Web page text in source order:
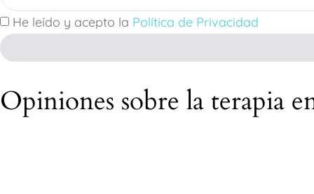
He leído y acepto la Política de Privacidad
Opiniones sobre la terapia